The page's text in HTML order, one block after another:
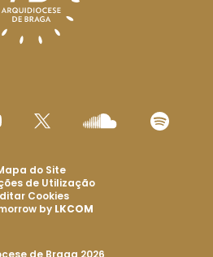
de Braga 2026
do Site
de Utilização
Cookies
by LKCOM